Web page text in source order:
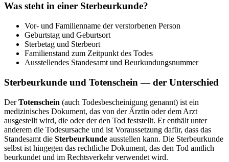
Was steht in einer Sterbeurkunde?
Vor- und Familienname der verstorbenen Person
Geburtstag und Geburtsort
Sterbetag und Sterbeort
Familienstand zum Zeitpunkt des Todes
Ausstellendes Standesamt und Beurkundungsnummer
Sterbeurkunde und Totenschein — der Unterschied
DerTotenschein (auch Todesbescheinigung genannt) ist ein
medizinisches Dokument, das von der Ärztin oder dem Arzt
ausgestellt wird, die oder der den Tod feststellt. Er enthält unter
anderem die Todesursache und ist Voraussetzung dafür, dass das
Standesamt die Sterbeurkunde ausstellen kann. Die Sterbeurkunde
selbst ist hingegen das rechtliche Dokument, das den Tod amtlich
beurkundet und im Rechtsverkehr verwendet wird.